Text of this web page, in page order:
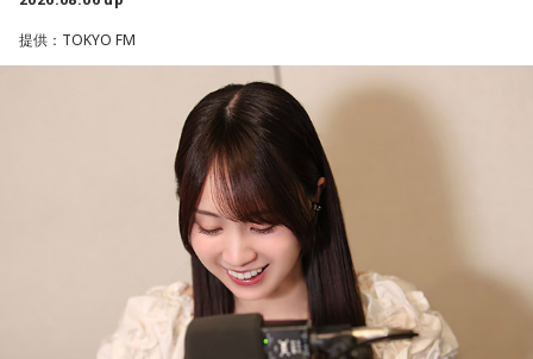
施設で話を聞いた菅井は、「そういう場所があってよかった
な、素晴らしい素敵な取り組みだなと実際に行かせていただ
いて思いました」と感想を述べ、競走生活を終えた馬たちが
新たな役割を得られる環境の大切さを実感したという。
また、菅井は競馬の仕事をきっかけにTCCの活動を知ったそ
うで、東京都内にある「BafunYasai TCC CAFE」にも訪れた
ことがあるという。そこで新鮮な野菜を味わったり馬関連グ
提供：TOKYO FM